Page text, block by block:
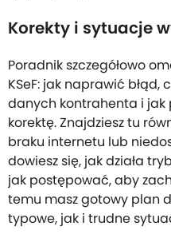
Korekty i sytuacje
Poradnik szczegółowo
KSeF: jak naprawić błąd,
danych kontrahenta i jak
korektę. Znajdziesz tu
braku internetu lub
dowiesz się, jak działa
jak postępować, aby
temu masz gotowy plan
typowe, jak i trudne